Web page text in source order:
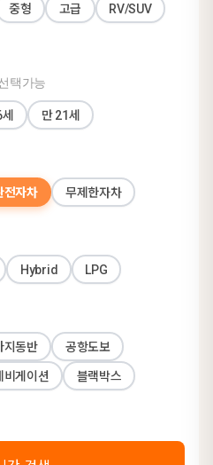
중형 고급 RV/SUV
택가능
만 21세
전자차 무제한자차
Hybrid LPG
지동반 공항도보
비게이션 블랙박스